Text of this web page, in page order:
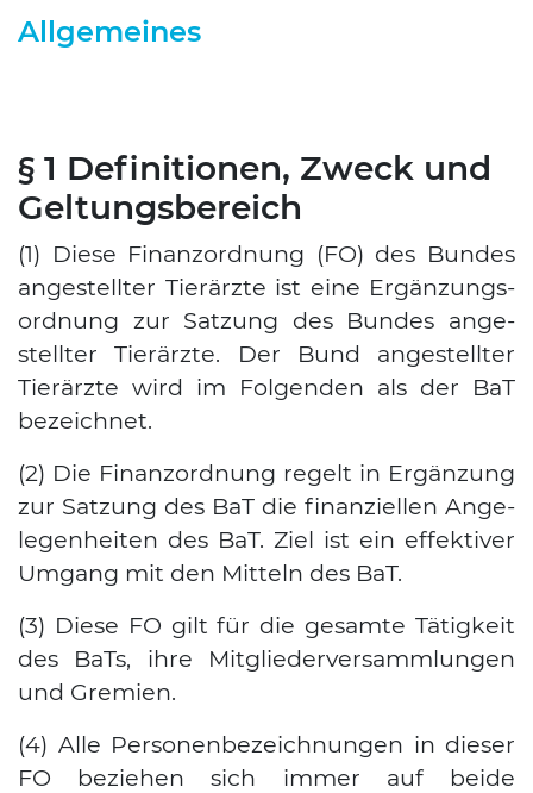
Allgemeines
§ 1 Definitionen, Zweck und
Geltungsbereich
(1) Die­se Finanz­ord­nung (FO) des Bun­des
ange­stell­ter Tier­ärz­te ist eine Ergän­zungs­
ord­nung zur Sat­zung des Bun­des ange­
stell­ter Tier­ärz­te. Der Bund ange­stell­ter
Tier­ärz­te wird im Fol­gen­den als der BaT
bezeich­net.
(2) Die Finanz­ord­nung regelt in Ergän­zung
zur Sat­zung des BaT die finan­zi­el­len Ange­
le­gen­hei­ten des BaT. Ziel ist ein effek­ti­ver
Umgang mit den Mit­teln des BaT.
(3) Die­se FO gilt für die gesam­te Tätig­keit
des BaTs, ihre Mit­glie­der­ver­samm­lun­gen
und Gre­mi­en.
(4) Alle Per­so­nen­be­zeich­nun­gen in die­ser
FO bezie­hen sich immer auf bei­de